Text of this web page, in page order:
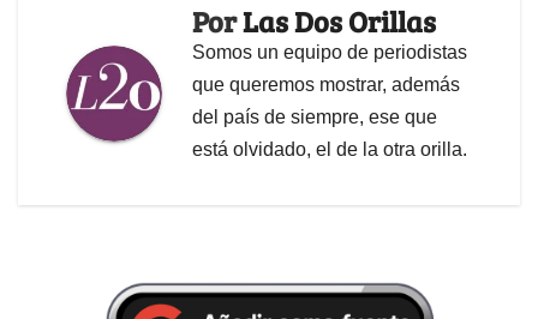
PorLas Dos Orillas
Somos un equipo de periodistas
que queremos mostrar, además
del país de siempre, ese que
está olvidado, el de la otra orilla.